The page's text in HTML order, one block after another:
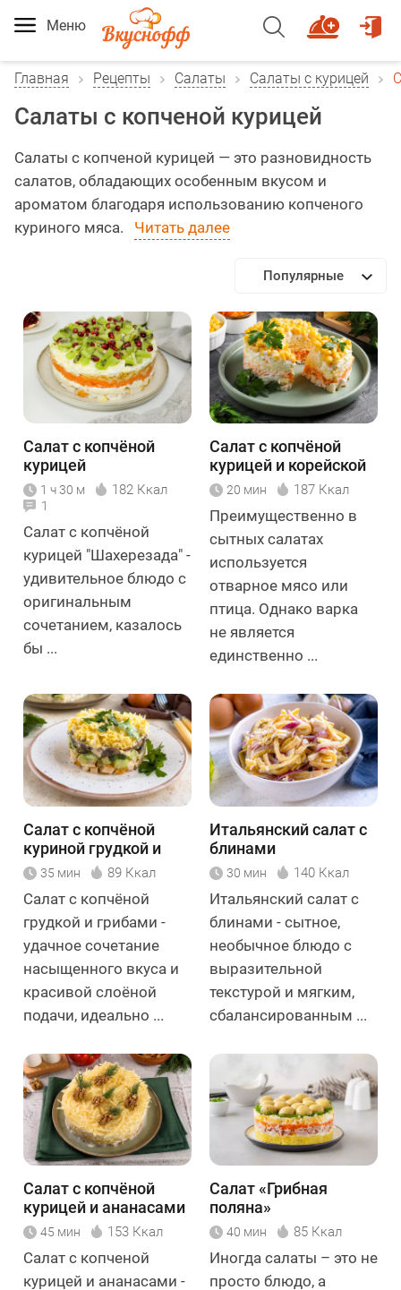
Меню
Главная Рецепты Салаты Салаты с курицей
Салаты с копченой курицей
Салаты с копченой курицей — это разновидность
салатов, обладающих особенным вкусом и
ароматом благодаря использованию копченого
куриного мяса.
Читать далее
Популярные
Салат с копчёной
курицей
"Шахерезада"
1 ч 30 м 182 Ккал
1
Салат с копчёной
курицей "Шахерезада" -
удивительное блюдо с
оригинальным
сочетанием, казалось
бы ...
Салат с копчёной
курицей и корейской
морковью
20 мин 187 Ккал
Преимущественно в
сытных салатах
используется
отварное мясо или
птица. Однако варка
не является
единственно ...
Салат с копчёной
куриной грудкой и
грибами
35 мин 89 Ккал
Салат с копчёной
грудкой и грибами -
удачное сочетание
насыщенного вкуса и
красивой слоёной
подачи, идеально ...
Итальянский салат с
блинами
30 мин 140 Ккал
Итальянский салат с
блинами - сытное,
необычное блюдо с
выразительной
текстурой и мягким,
сбалансированным ...
Салат с копчёной
курицей и ананасами
45 мин 153 Ккал
Салат с копченой
курицей и ананасами -
Салат «Грибная
поляна»
40 мин 85 Ккал
Иногда салаты – это не
просто блюдо, а